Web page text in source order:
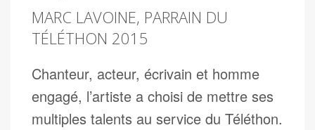
MARC LAVOINE, PARRAIN DU
TÉLÉTHON 2015
Chanteur, acteur, écrivain et homme
engagé, l’artiste a choisi de mettre ses
multiples talents au service du Téléthon.